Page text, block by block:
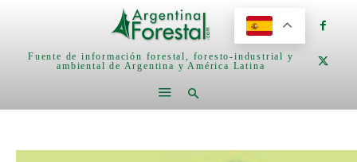
Fuente de información forestal, foresto-industrial y
ambiental de Argentina y América Latina